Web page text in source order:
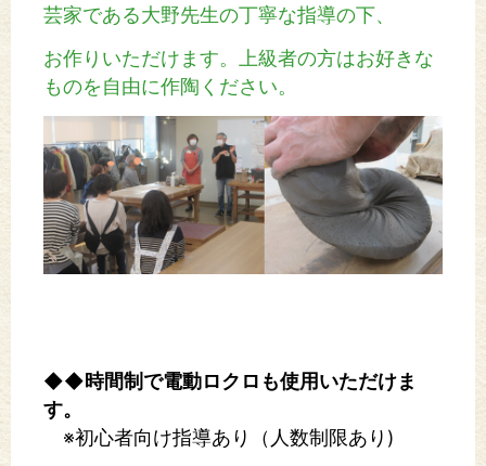
芸家である大野先生の丁寧な指導の下、
お作りいただけます。
上級者の方はお好きな
ものを自由に作陶ください。
◆◆時間制で電動ロクロも使用いただけま
す。
※初心者向け指導あり（人数制限あり)